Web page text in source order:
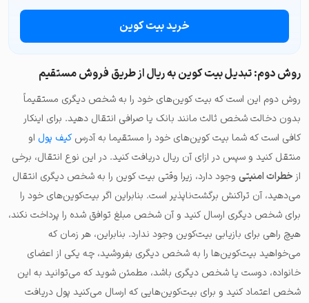
خرید بیت کوین
روش دوم: تبدیل بیت کوین به ریال از طریق فروش مستقیم
روش دوم این است که بیت‌ کوین‌های خود را به شخص دیگری مستقیماً
بدون دخالت شخص ثالث مانند بانک یا صرافی انتقال دهید. برای اینکار
کافی است که شما بیت کوین‌های خود را مستقیما به آدرسکیف پول او
منتقل کنید و سپس در ازای آن ریال دریافت کنید. در این نوع انتقال، برخی
از خطرات امنیتی وجود دارد، زیرا وقتی بیت کوین را به شخص دیگری انتقال
می‌دهید، آن تراکنش برگشت‌ناپذیر است. بنابراین اگر بیت‌کوین‌های خود را
برای شخص دیگری ارسال کنید و آن شخص مبلغ توافق شده را پرداخت نکند،
هیچ راهی برای بازیابی بیت‌کوین‌ وجود ندارد. بنابراین، هر زمان که
می‌خواهید بیت‌کوین‌ها را به شخص دیگری بفروشید، چه یکی از اعضای
خانواده، دوست یا شخص دیگری باشد، مطمئن شوید که می‌توانید به این
شخص اعتماد کنید و برای بیت‌کوین‌هایی که ارسال می‌کنید پول دریافت